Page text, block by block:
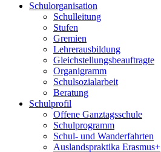
Schulorganisation
Schulleitung
Stufen
Gremien
Lehrerausbildung
Gleichstellungsbeauftragte
Organigramm
Schulsozialarbeit
Beratung
Schulprofil
Offene Ganztagsschule
Schulprogramm
Schul- und Wanderfahrten
Auslandspraktika Erasmus+